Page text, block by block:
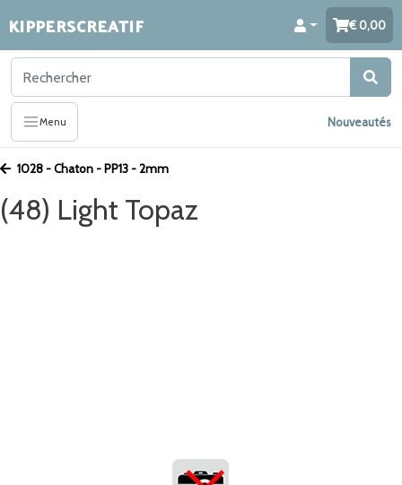
KIPPERSCREATIF 0,00
Menu Nouveautés
1028 - Chaton - PP13 - 2mm
(48) Light Topaz